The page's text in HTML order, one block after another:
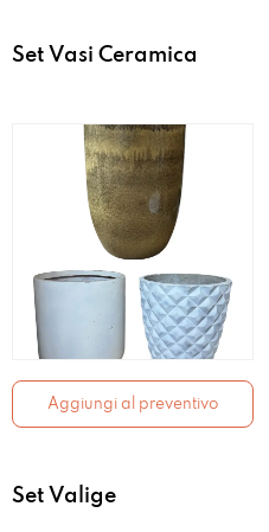
Set Vasi Ceramica
Aggiungi al preventivo
Set Valige